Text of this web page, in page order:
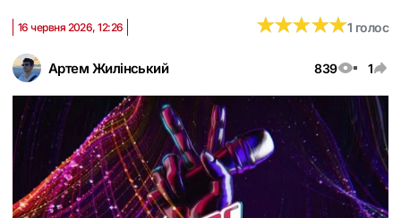
Артем Жилінський 839 1
16 червня 2026, 12:26 ★★★★★
★★★★★1 голос